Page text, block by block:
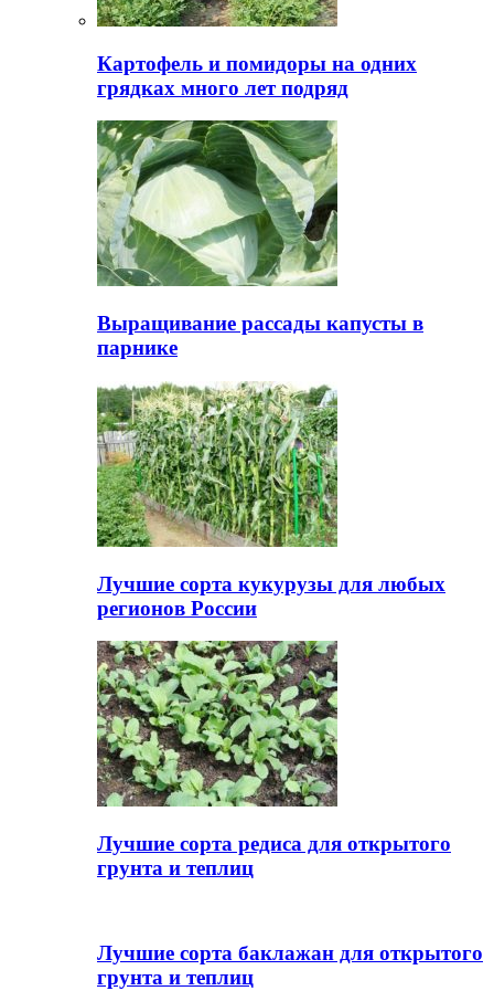
Картофель и помидоры на одних
грядках много лет подряд
Выращивание рассады капусты в
парнике
Лучшие сорта кукурузы для любых
регионов России
Лучшие сорта редиса для открытого
грунта и теплиц
Лучшие сорта баклажан для открытого
грунта и теплиц